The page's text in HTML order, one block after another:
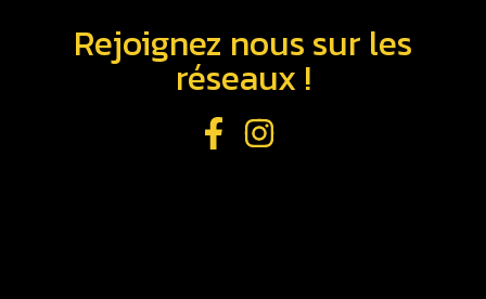
Rejoignez nous sur les
réseaux !